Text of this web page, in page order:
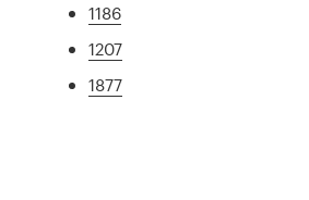
1186
1207
1877